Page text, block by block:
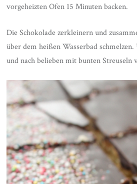
vorgeheizten Ofen 15 Minuten backen.
Die Schokolade zerkleinern und
über dem heißen Wasserbad
und nach belieben mit bunten Streuseln